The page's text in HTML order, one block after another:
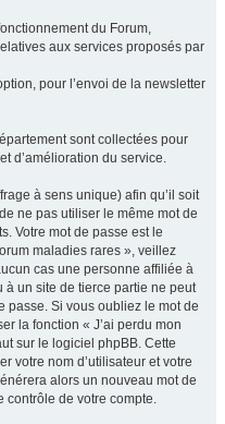
du Forum,
aux services proposés par
pour l’envoi de la newsletter
sont collectées pour
d’amélioration du service.
à sens unique) afin qu’il soit
ne pas utiliser le même mot de
Votre mot de passe est le
maladies rares », veillez
cas une personne affiliée à
à un site de tierce partie ne peut
passe. Si vous oubliez le mot de
la fonction « J’ai perdu mon
sur le logiciel phpBB. Cette
votre nom d’utilisateur et votre
alors un nouveau mot de
contrôle de votre compte.